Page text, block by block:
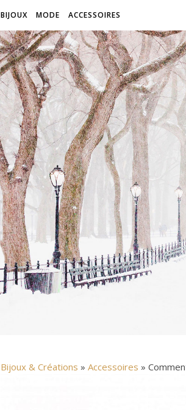
BIJOUX MODE ACCESSOIRES
Bijoux & Créations » Accessoires »